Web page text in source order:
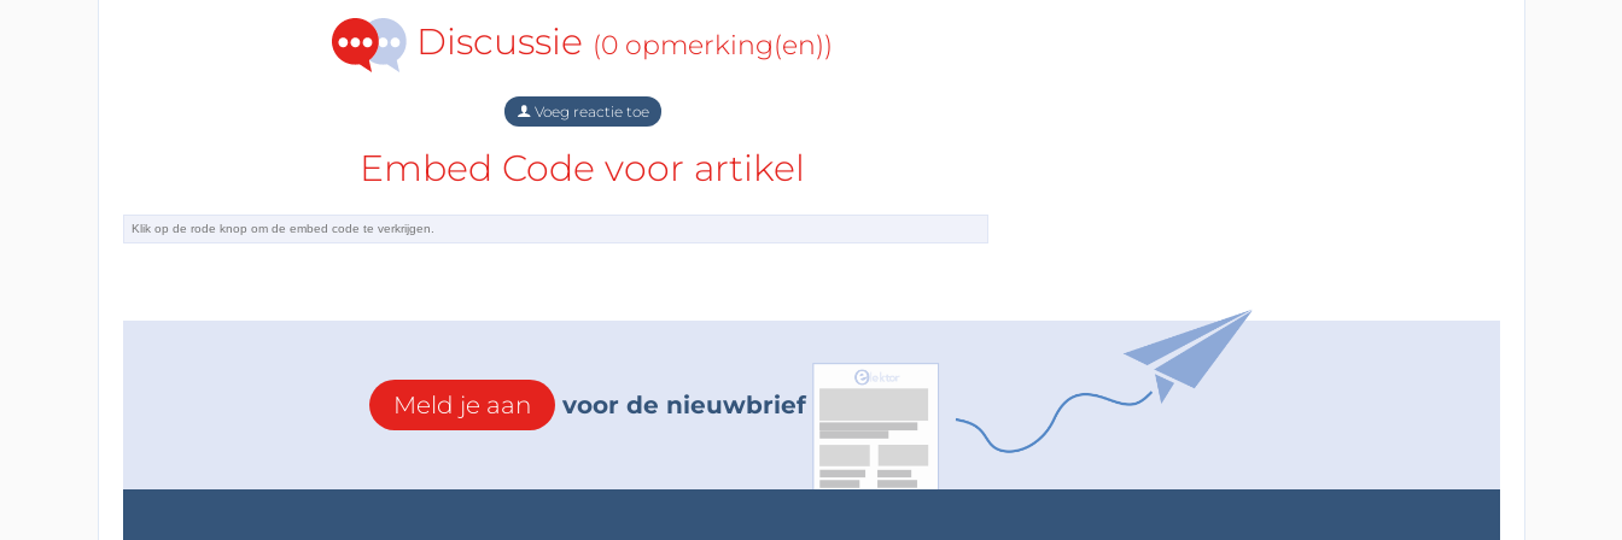
Discussie (0 opmerking(en))
Voeg reactie toe
Embed Code voor artikel
Meld je aan voor de nieuwbrief